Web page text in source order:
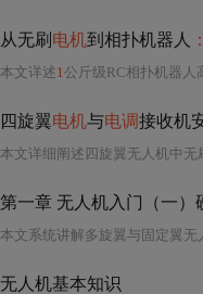
从无刷 电机到相扑机器人 ：
本文详述1公斤级RC相扑机器人
四旋翼电机与电调接收机
本文详细阐述四旋翼无人机中无
第一章 无人机入门（一）
无人机基本知识